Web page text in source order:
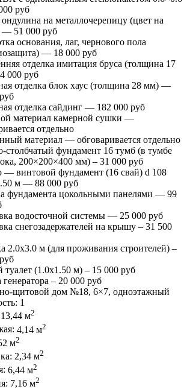
руб
на металлочерепицу (цвет на
— 51 000 руб
основания, лаг, чернового пола
— 18 000 руб
отделка имитация бруса (толщина 17
000 руб
отделка блок хаус (толщина 28 мм) —
отделка сайдинг — 182 000 руб
материал камерной сушки —
отдельно
материал — обговаривается отдельно
столбчатый фундамент 16 тумб (в тумбе
200×200×400 мм) – 31 000 руб
— винтовой фундамент (16 свай) d 108
м — 88 000 руб
фундамента цокольными панелями — 99
водосточной системы — 25 000 руб
снегозадержателей на крышу – 31 500
2.0х3.0 м (для проживания строителей) –
туалет (1.0х1.50 м) – 15 000 руб
– 20 000 руб
щитовой дом №18, 6×7, одноэтажный
1
13,44 м2
4,14 м2
м2
2,34 м2
6,44 м2
7,16 м2